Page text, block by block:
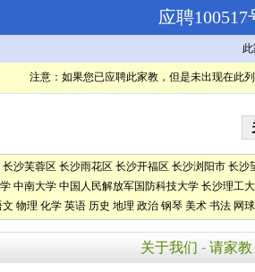
应聘
注意：如果您已应聘此家教，但是未出现在此
长沙芙蓉区 长沙雨花区 长沙开福区 长沙浏阳市 长沙
中南大学 中国人民解放军国防科技大学 长沙理工
文 物理 化学 英语 历史 地理 政治 钢琴 美术 书法 网球
关于我们 - 请家教